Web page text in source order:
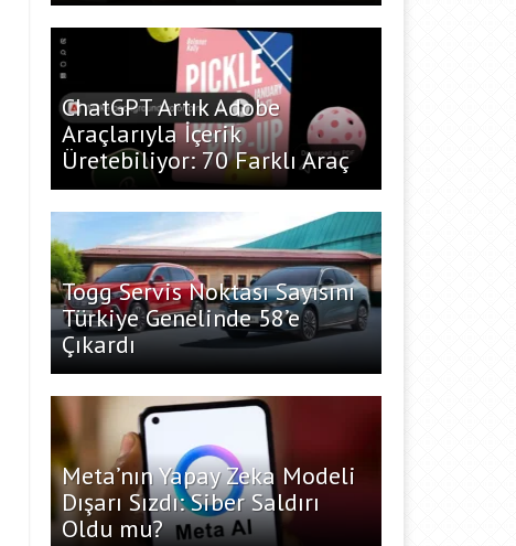
ChatGPT Artık Adobe
Araçlarıyla İçerik
Üretebiliyor: 70 Farklı Araç
Togg Servis Noktası Sayısını
Türkiye Genelinde 58’e
Çıkardı
Meta’nın Yapay Zeka Modeli
Dışarı Sızdı: Siber Saldırı
Oldu mu?